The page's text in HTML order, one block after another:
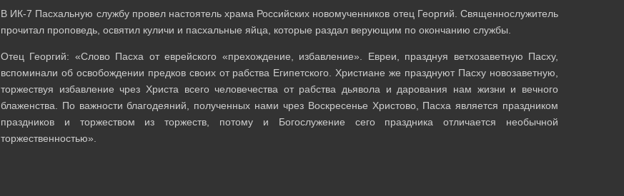
В ИК-7 Пасхальную службу провел настоятель храма Российских новомученников отец Георгий. Священнослужитель
прочитал проповедь, освятил куличи и пасхальные яйца, которые раздал верующим по окончанию службы.
Отец Георгий: «Слово Пасха от еврейского «прехождение, избавление». Евреи, празднуя ветхозаветную Пасху,
вспоминали об освобождении предков своих от рабства Египетского. Христиане же празднуют Пасху новозаветную,
торжествуя избавление чрез Христа всего человечества от рабства дьявола и дарования нам жизни и вечного
блаженства. По важности благодеяний, полученных нами чрез Воскресенье Христово, Пасха является праздником
праздников и торжеством из торжеств, потому и Богослужение сего праздника отличается необычной
торжественностью».